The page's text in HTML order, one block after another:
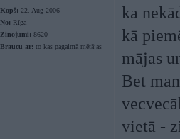
Kopš: 22. Aug 2006
No: Rīga
Ziņojumi: 8620
Braucu ar: to kas pagalmā mētājas
ka
kā
mājas
Bet
vietā -